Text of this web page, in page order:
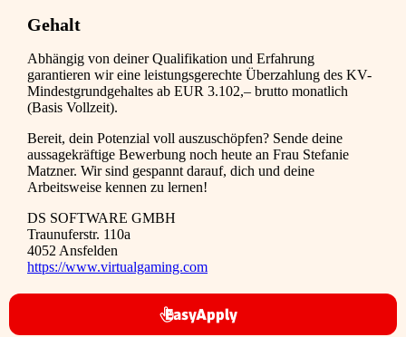
Gehalt
Abhängig von deiner Qualifikation und Erfahrung
garantieren wir eine leistungsgerechte Überzahlung des KV-
Mindestgrundgehaltes ab EUR 3.102,– brutto monatlich
(Basis Vollzeit).
Bereit, dein Potenzial voll auszuschöpfen? Sende deine
aussagekräftige Bewerbung noch heute an Frau Stefanie
Matzner. Wir sind gespannt darauf, dich und deine
Arbeitsweise kennen zu lernen!
DS SOFTWARE GMBH
Traunuferstr. 110a
4052 Ansfelden
https://www.virtualgaming.com
EasyApply